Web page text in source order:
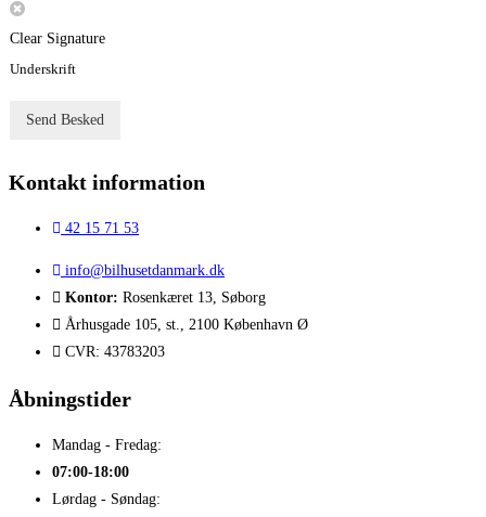
Clear Signature
Underskrift
Send Besked
Kontakt information
42 15 71 53
info@bilhusetdanmark.dk
Kontor: Rosenkæret 13, Søborg
Århusgade 105, st., 2100 København Ø
CVR: 43783203
Åbningstider
Mandag - Fredag:
07:00-18:00
Lørdag - Søndag: